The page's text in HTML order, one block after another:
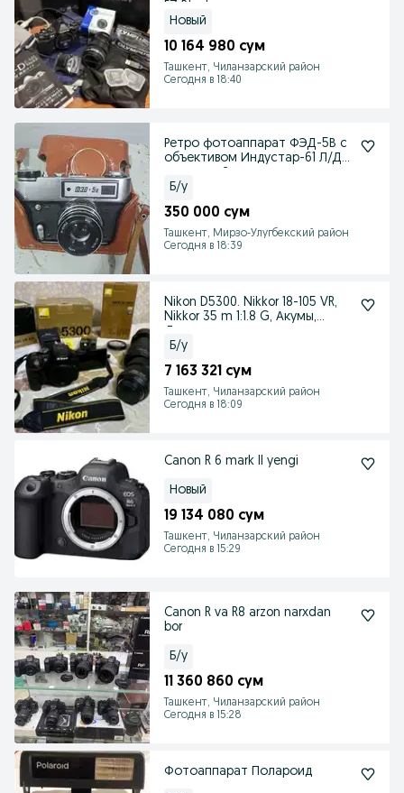
Новый
10 164 980 сум
Ташкент, Чиланзарский район
Сегодня в 18:40
Ретро фотоаппарат ФЭД-5В с
объективом Индустар-61 Л/Д
Б/у
350 000 сум
Ташкент, Мирзо-Улугбекский район
Сегодня в 18:39
Nikon D5300. Nikkor 18-105 VR,
Nikkor 35 m 1:1.8 G, Акумы,
Б/у
7 163 321 сум
Ташкент, Чиланзарский район
Сегодня в 18:09
Canon R 6 mark II yengi
Новый
19 134 080 сум
Ташкент, Чиланзарский район
Сегодня в 15:29
Canon R va R8 arzon narxdan
bor
Б/у
11 360 860 сум
Ташкент, Чиланзарский район
Сегодня в 15:28
Фотоаппарат Полароид